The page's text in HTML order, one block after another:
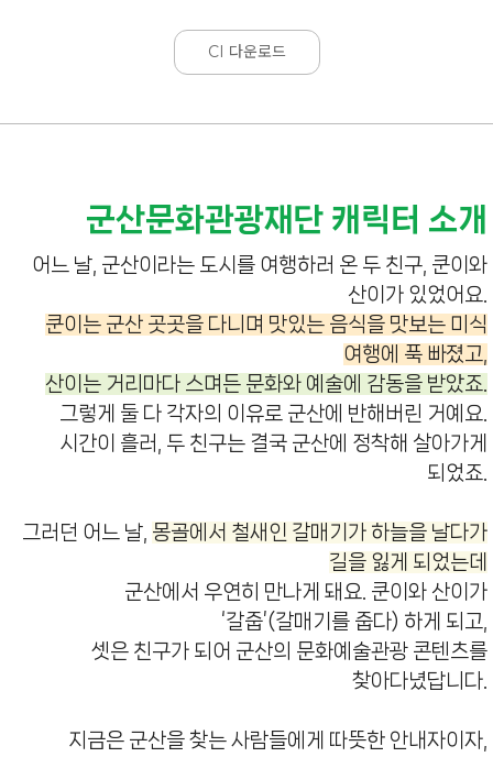
CI 다운로드
군산문화관광재단 캐릭터 소개
어느 날, 군산이라는 도시를 여행하러 온 두 친구, 쿤이와
산이가 있었어요.
쿤이는 군산 곳곳을 다니며 맛있는 음식을 맛보는 미식
여행에 푹 빠졌고,
산이는 거리마다 스며든 문화와 예술에 감동을 받았죠.
그렇게 둘 다 각자의 이유로 군산에 반해버린 거예요.
시간이 흘러, 두 친구는 결국 군산에 정착해 살아가게
되었죠.
그러던 어느 날, 몽골에서 철새인 갈매기가 하늘을 날다가
길을 잃게 되었는데
군산에서 우연히 만나게 돼요. 쿤이와 산이가
‘갈줍’(갈매기를 줍다) 하게 되고,
셋은 친구가 되어 군산의 문화예술관광 콘텐츠를
찾아다녔답니다.
지금은 군산을 찾는 사람들에게 따뜻한 안내자이자,